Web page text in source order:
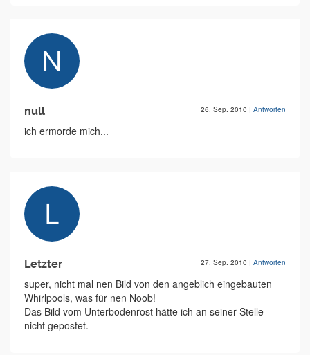
null 26. Sep. 2010 | Antworten
ich ermorde mich...
Letzter 27. Sep. 2010 | Antworten
super, nicht mal nen Bild von den angeblich eingebauten
Whirlpools, was für nen Noob!
Das Bild vom Unterbodenrost hätte ich an seiner Stelle
nicht gepostet.